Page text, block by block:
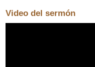
Video del sermón